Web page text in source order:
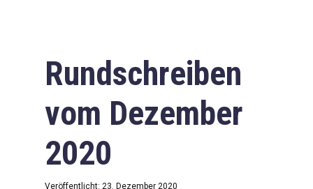
Rundschreiben
vom Dezember
2020
Veröffentlicht: 23. Dezember 2020